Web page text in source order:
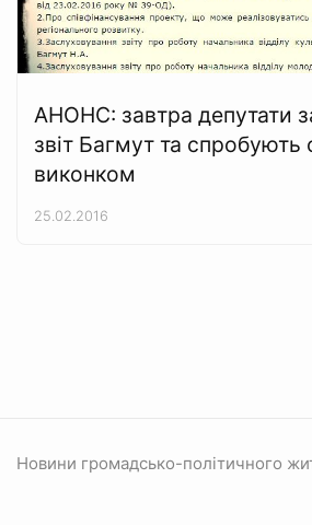
АНОНС: завтра депутати
звіт Багмут та спробують
виконком
25.02.2016
Новини громадсько-політичного